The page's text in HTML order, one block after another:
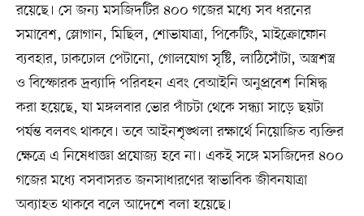
রয়েছে। সে জন্য মসজিদটির ৪০০ গজের মধ্যে সব ধরনের
সমাবেশ, স্লোগান, মিছিল, শোভাযাত্রা, পিকেটিং, মাইক্রোফোন
ব্যবহার, ঢাকঢোল পেটানো, গোলযোগ সৃষ্টি, লাঠিসোঁটা, অস্ত্রশস্ত্র
ও বিস্ফোরক দ্রব্যাদি পরিবহন এবং বেআইনি অনুপ্রবেশ নিষিদ্ধ
করা হয়েছে, যা মঙ্গলবার ভোর পাঁচটা থেকে সন্ধ্যা সাড়ে ছয়টা
পর্যন্ত বলবৎ থাকবে। তবে আইনশৃঙ্খলা রক্ষার্থে নিয়োজিত ব্যক্তির
ক্ষেত্রে এ নিষেধাজ্ঞা প্রযোজ্য হবে না। একই সঙ্গে মসজিদের ৪০০
গজের মধ্যে বসবাসরত জনসাধারণের স্বাভাবিক জীবনযাত্রা
অব্যাহত থাকবে বলে আদেশে বলা হয়েছে।